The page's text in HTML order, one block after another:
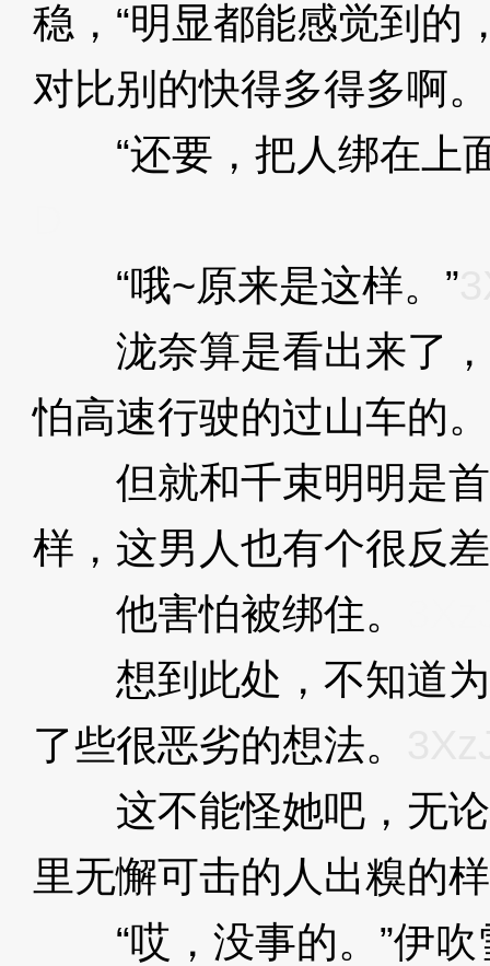
稳，“明显都能感觉到的
对比别的快得多得多啊
“还要，把人绑在上
“哦~原来是这样。”
泷奈算是看出来了，
怕高速行驶的过山车的。
但就和千束明明是首
样，这男人也有个很反
他害怕被绑住。
想到此处，不知道为
了些很恶劣的想法。
这不能怪她吧，无论
里无懈可击的人出糗的
“哎，没事的。”伊吹